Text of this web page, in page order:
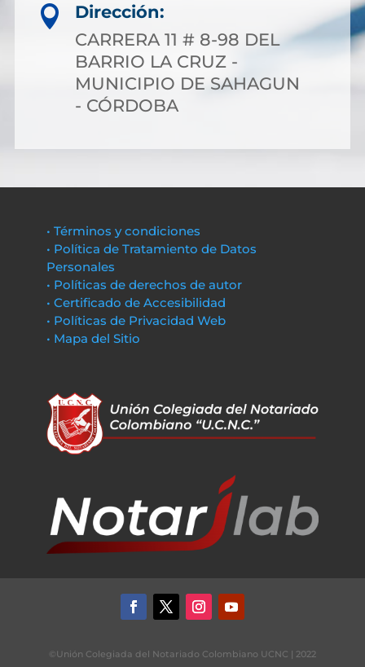

Dirección:
CARRERA 11 # 8-98 DEL
BARRIO LA CRUZ -
MUNICIPIO DE SAHAGUN
- CÓRDOBA
• Términos y condiciones
• Política de Tratamiento de Datos
Personales
• Políticas de derechos de autor
• Certificado de Accesibilidad
• Políticas de Privacidad Web
• Mapa del Sitio
©Unión Colegiada del Notariado Colombiano UCNC | 2022